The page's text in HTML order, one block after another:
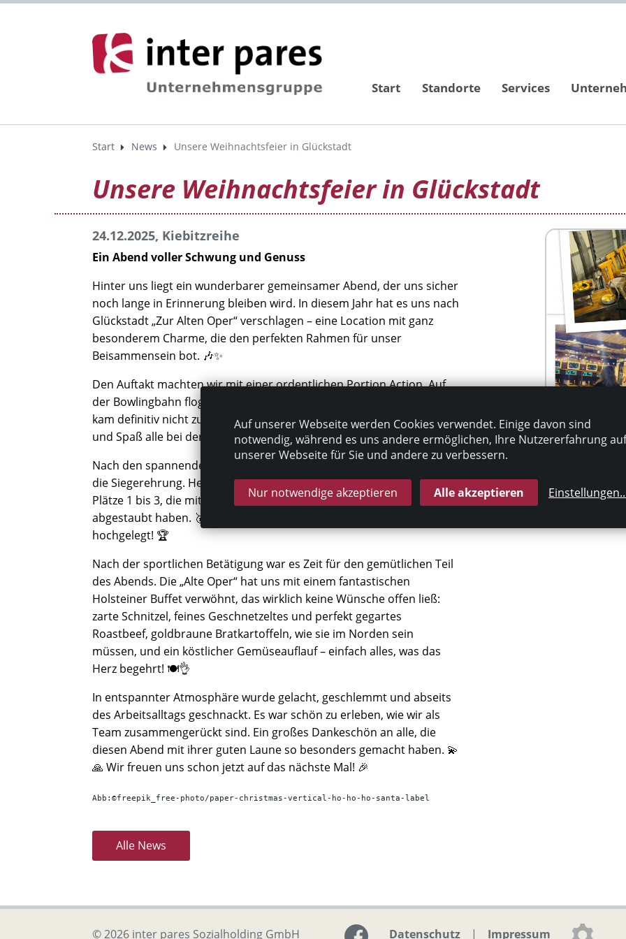
Start Standorte Services
Start News Unsere Weihnachtsfeier in Glückstadt
Unsere Weihnachtsfeier in Glückstadt
24.12.2025, Kiebitzreihe
Ein Abend voller Schwung und Genuss
Hinter uns liegt ein wunderbarer gemeinsamer Abend, der uns sicher
noch lange in Erinnerung bleiben wird. In diesem Jahr hat es uns nach
Glückstadt „Zur Alten Oper“ verschlagen – eine Location mit ganz
besonderem Charme, die den perfekten Rahmen für unser
Beisammensein bot. 🎶✨
Den Auftakt machten wir mit einer ordentlichen Portion Action. Auf
der Bowlingbahn flogen die Kugeln, fielen die Pins, und der Teamgeist
kam definitiv nicht zu kurz. 🎳💥 Es war toll zu sehen, mit wie viel Elan
und Spaß alle bei der Sache waren! 😄
Nach den spannenden Runden folgte das erste Highlight des Abends:
die Siegerehrung. Herzlichen Glückwunsch nochmals an unsere
Plätze 1 bis 3, die mit beeindruckenden Punktzahlen tolle Gewinne
abgestaubt haben. 🥇🥈🥉 Ihr habt die Messlatte für das nächste Jahr
hochgelegt! 🏆
Nach der sportlichen Betätigung war es Zeit für den gemütlichen Teil
des Abends. Die „Alte Oper“ hat uns mit einem fantastischen
Holsteiner Buffet verwöhnt, das wirklich keine Wünsche offen ließ:
zarte Schnitzel, feines Geschnetzeltes und perfekt gegartes
Roastbeef, goldbraune Bratkartoffeln, wie sie im Norden sein
müssen, und ein köstlicher Gemüseauflauf – einfach alles, was das
Herz begehrt! 🍽️👌
In entspannter Atmosphäre wurde gelacht, geschlemmt und abseits
des Arbeitsalltags geschnackt. Es war schön zu erleben, wie wir als
Team zusammengerückt sind. Ein großes Dankeschön an alle, die
diesen Abend mit ihrer guten Laune so besonders gemacht haben. 💫
🙏 Wir freuen uns schon jetzt auf das nächste Mal! 🎉
Abb:©freepik_free-photo/paper-christmas-vertical-ho-ho-ho-santa-label
Alle News
© 2026 inter pares Sozialholding GmbH Datenschutz | Impressum
Auf unserer Webseite werden Cookies verwendet. Einige davon sind
notwendig, während es uns andere ermöglichen, Ihre Nutzererfahrung auf
unserer Webseite für Sie und andere zu verbessern.
Nur notwendige akzeptieren Alle akzeptieren Einstellungen